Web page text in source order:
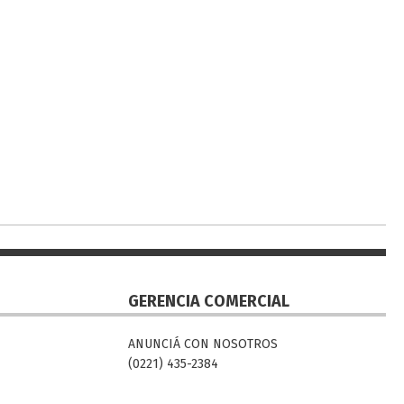
GERENCIA COMERCIAL
ANUNCIÁ CON NOSOTROS
(0221) 435-2384